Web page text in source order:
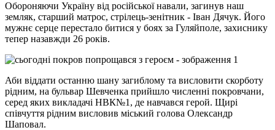
Обороняючи Україну від російської навали, загинув наш
земляк, старший матрос, стрілець-зенітник - Іван Дячук. Його
мужнє серце перестало битися у боях за Гуляйполе, захиснику
тепер назавжди 26 років.
Аби віддати останню шану загиблому та висловити скорботу
рідним, на бульвар Шевченка прийшло численні покровчани,
серед яких викладачі НВК№1, де навчався герой. Щирі
співчуття рідним висловив міський голова Олександр
Шаповал.